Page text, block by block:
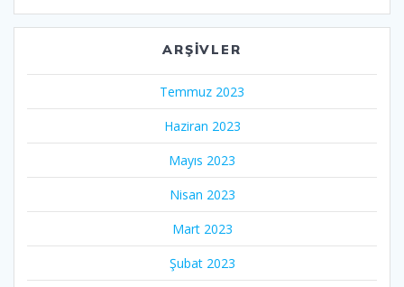
ARŞIVLER
Temmuz 2023
Haziran 2023
Mayıs 2023
Nisan 2023
Mart 2023
Şubat 2023